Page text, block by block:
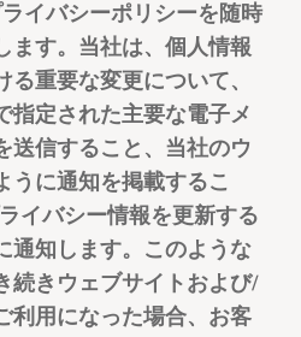
イバシーポリシーを随時
ます。当社は、個人情報
重要な変更について、
指定された主要な電子メ
送信すること、当社のウ
うに通知を掲載するこ
イバシー情報を更新する
通知します。このような
続きウェブサイトおよび/
利用になった場合、お客